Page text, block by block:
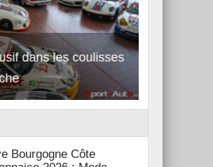
dans les coulisses
Bourgogne Côte